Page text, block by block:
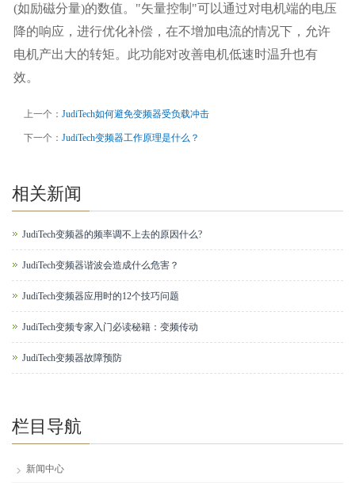
(如励磁分量)的数值。"矢量控制"可以通过对电机端的电压
降的响应，进行优化补偿，在不增加电流的情况下，允许
电机产出大的转矩。此功能对改善电机低速时温升也有
效。
上一个： JudiTech如何避免变频器受负载冲击
下一个： JudiTech变频器工作原理是什么？
相关新闻
JudiTech变频器的频率调不上去的原因什么?
JudiTech变频器谐波会造成什么危害？
JudiTech变频器应用时的12个技巧问题
JudiTech变频专家入门必读秘籍：变频传动
JudiTech变频器故障预防
栏目导航
新闻中心